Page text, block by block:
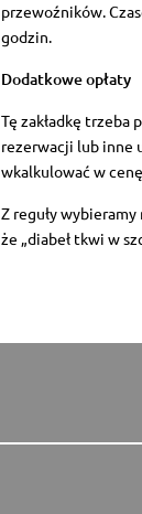
przewoźników.
godzin.
Dodatkowe opłaty
Tę zakładkę trzeba
rezerwacji lub inne
wkalkulować w
Z reguły
że „diabeł tkwi w